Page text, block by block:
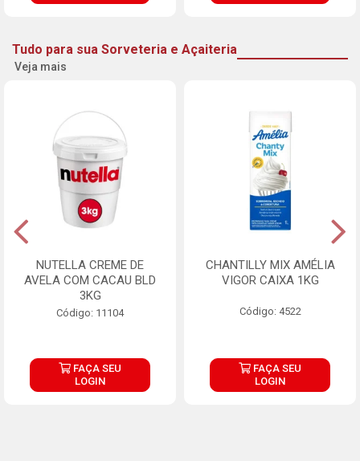
Tudo para sua Sorveteria e Açaiteria
Veja mais
NUTELLA CREME DE
AVELA COM CACAU BLD
3KG
Código: 11104
FAÇA SEU
LOGIN
CHANTILLY MIX AMÉLIA
VIGOR CAIXA 1KG
Código: 4522
FAÇA SEU
LOGIN